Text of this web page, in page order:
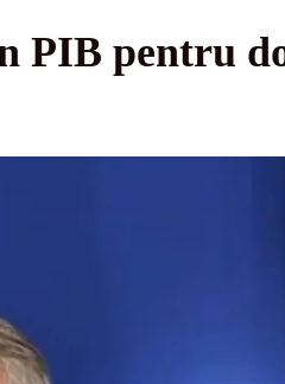
PIB pentru